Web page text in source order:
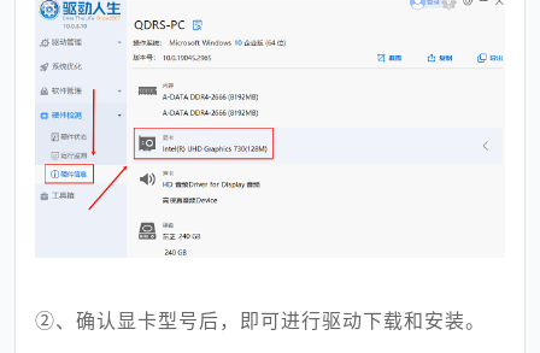
②、确认显卡型号后，即可进行驱动下载和安装。